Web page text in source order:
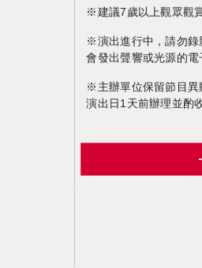
※建議7歲以上觀眾觀
※演出進行中，請勿錄
會發出聲響或光源的電
※主辦單位保留節目異
演出日1天前辦理並酌